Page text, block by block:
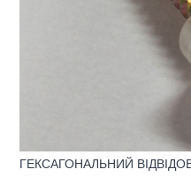
ГЕКСАГОНАЛЬНИЙ